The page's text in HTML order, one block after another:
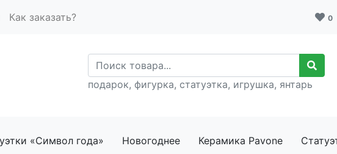
Как заказать? 0
подарок, фигурка, статуэтка, игрушка, янтарь
«Символ года» Новогоднее Керамика Pavone